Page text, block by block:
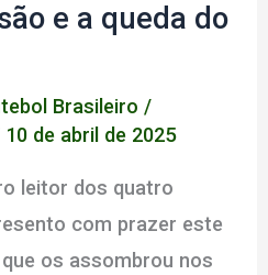
e a queda do
Brasileiro /
10 de abril de 2025
leitor dos quatro
com prazer este
os assombrou nos